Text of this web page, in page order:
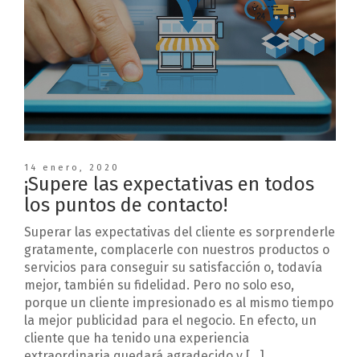
14 enero, 2020
¡Supere las expectativas en todos
los puntos de contacto!
Superar las expectativas del cliente es sorprenderle
gratamente, complacerle con nuestros productos o
servicios para conseguir su satisfacción o, todavía
mejor, también su fidelidad. Pero no solo eso,
porque un cliente impresionado es al mismo tiempo
la mejor publicidad para el negocio. En efecto, un
cliente que ha tenido una experiencia